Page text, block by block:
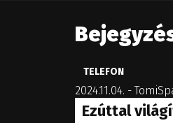
TELEFON
2024.11.04. -
Ezúttal